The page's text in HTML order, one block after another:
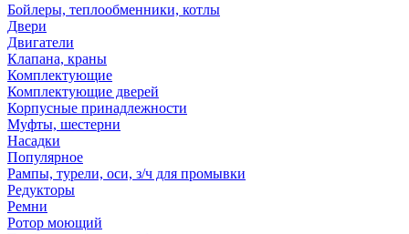
Бойлеры, теплообменники, котлы
Двери
Двигатели
Клапана, краны
Комплектующие
Комплектующие дверей
Корпусные принадлежности
Муфты, шестерни
Насадки
Популярное
Рампы, турели, оси, з/ч для промывки
Редукторы
Ремни
Ротор моющий